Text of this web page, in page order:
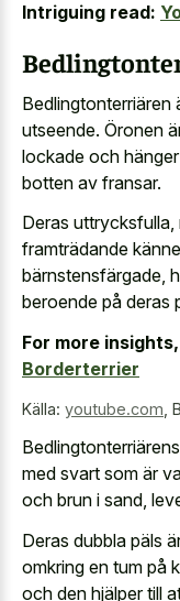
Intriguing read:
Bedlingtonterriären
utseende. Öronen
lockade och
botten av fransar.
Deras
framträdande
bärnstensfärgade,
beroende på deras
For more
Borderterrier
Källa: youtube.com
med svart som är
och brun i sand,
Deras dubbla päls
omkring en tum på
och den hjälper till